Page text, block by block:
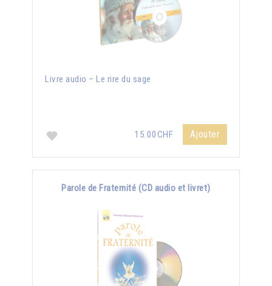
Livre audio – Le rire du sage
15.00CHF Ajouter
Parole de Fraternité (CD audio et livret)